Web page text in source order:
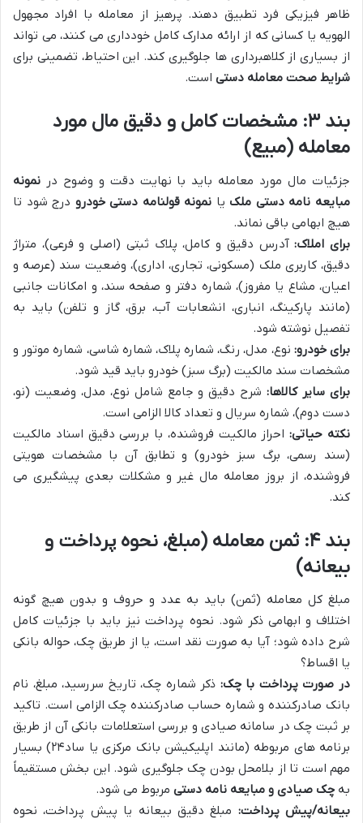
ظاهر فیزیکی فرد تطبیق دهند. پرهیز از معامله با افراد مجهول
الهویه یا کسانی که از ارائه مدارک کامل خودداری می کنند، می تواند
از بسیاری از کلاهبرداری ها جلوگیری کند. این احتیاط، تضمینی برای
شرایط صحت معامله دستی است.
بند ۳: مشخصات کامل و دقیق مال مورد
معامله (مبیع)
جزئیات مال مورد معامله باید با نهایت دقت و وضوح در نمونه
مبایعه نامه دستی ملک یا نمونه قولنامه دستی خودرو درج شود تا
هیچ ابهامی باقی نماند.
برای املاک:آدرس دقیق و کامل، پلاک ثبتی (اصلی و فرعی)، متراژ
دقیق، کاربری ملک (مسکونی، تجاری، اداری)، وضعیت سند (عرصه و
اعیان، مشاع یا مفروز)، شماره دفتر و صفحه سند، و امکانات جانبی
(مانند پارکینگ، انباری، انشعابات آب، برق، گاز و تلفن) باید به
تفصیل نوشته شود.
برای خودرو: نوع، مدل، رنگ، شماره پلاک، شماره شاسی، شماره موتور و
مشخصات سند مالکیت (برگ سبز) خودرو باید قید شود.
برای سایر کالاها:شرح دقیق و جامع شامل نوع، مدل، وضعیت (نو،
دست دوم)، شماره سریال و تعداد کالا الزامی است.
نکته حیاتی:احراز مالکیت فروشنده، با بررسی دقیق اسناد مالکیت
(سند رسمی، برگ سبز خودرو) و تطابق آن با مشخصات هویتی
فروشنده، از بروز معامله مال غیر و مشکلات بعدی پیشگیری می
کند.
بند ۴: ثمن معامله (مبلغ، نحوه پرداخت و
بیعانه)
مبلغ کل معامله (ثمن) باید به عدد و حروف و بدون هیچ گونه
اختلاف و ابهامی ذکر شود. نحوه پرداخت نیز باید با جزئیات کامل
شرح داده شود؛ آیا به صورت نقد است، یا از طریق چک، حواله بانکی
یا اقساط؟
در صورت پرداخت با چک: ذکر شماره چک، تاریخ سررسید، مبلغ، نام
بانک صادرکننده و شماره حساب صادرکننده چک الزامی است. تاکید
بر ثبت چک در سامانه صیادی و بررسی استعلامات بانکی آن از طریق
برنامه های مربوطه (مانند اپلیکیشن بانک مرکزی یا ساد۲۴) بسیار
مهم است تا از بلامحل بودن چک جلوگیری شود. این بخش مستقیماً
به چک صیادی و مبایعه نامه دستی مربوط می شود.
بیعانه/پیش پرداخت: مبلغ دقیق بیعانه یا پیش پرداخت، نحوه